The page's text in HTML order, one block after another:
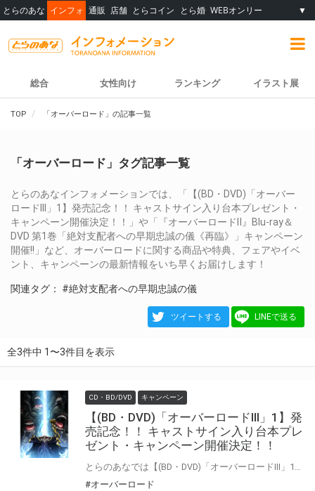
とらのあな インフォ 通販 店舗 とらコイン とら婚 WEBオンリー ▼
総合 女性向け ランキング イラスト展
TOP 「オーバーロード」の記事一覧
「オーバーロード」タグ記事一覧
とらのあなインフォメーションでは、「【(BD・DVD)「オーバー
ロードIII」1】発売記念！！ キャストサイン入り台本プレゼント・
キャンペーン開催決定！！」や「『オーバーロードⅡ』Blu-ray＆
DVD 第1巻「絶対支配者への早期忠誠の儀《再臨》」キャンペーン
開催!!」など、オーバーロードに関する商品や特典、フェアやイベ
ント、キャンペーンの最新情報をいち早くお届けします！
関連タグ： #絶対支配者への早期忠誠の儀
ツイートする LINEで送る
全3件中 1〜3件目を表示
CD・BD/DVD キャンペーン
【(BD・DVD)「オーバーロードIII」1】発
売記念！！ キャストサイン入り台本プレ
ゼント・キャンペーン開催決定！！
#オーバーロード